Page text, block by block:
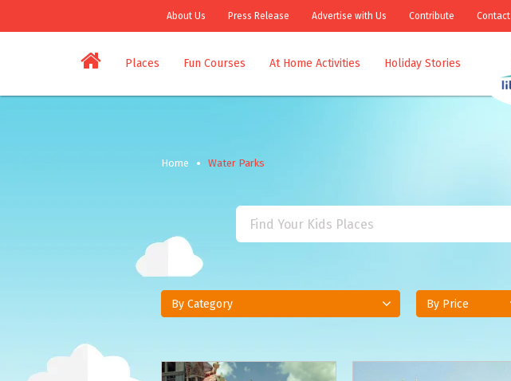
About Us Press Release Advertise with Us Contribute Contact
Places Fun Courses At Home Activities Holiday Stories
Home Water Parks
By Category By Price